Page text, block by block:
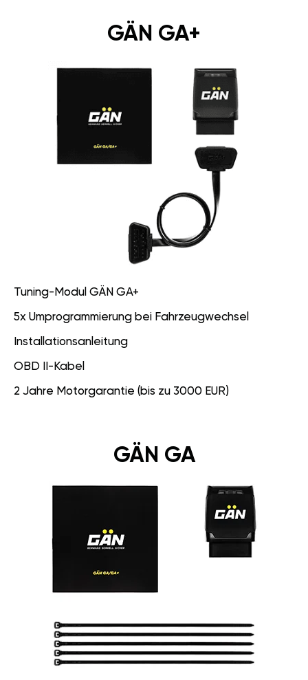
GÄN GA+
Tuning-Modul GÄN GA+
5x Umprogrammierung bei Fahrzeugwechsel
Installationsanleitung
OBD II-Kabel
2 Jahre Motorgarantie (bis zu 3000 EUR)
GÄN GA